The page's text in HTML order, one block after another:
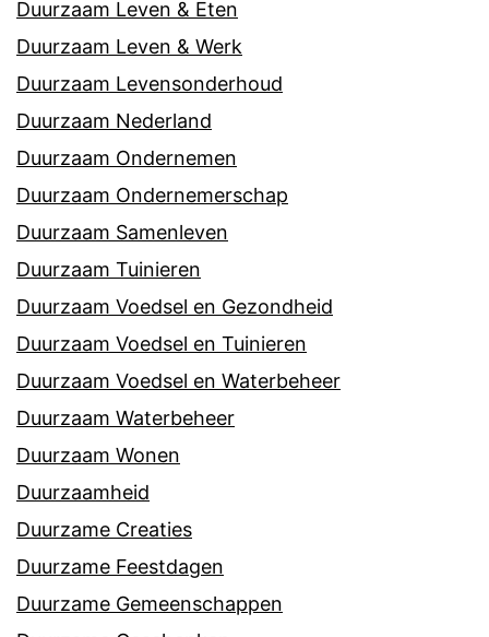
Duurzaam Leven & Eten
Duurzaam Leven & Werk
Duurzaam Levensonderhoud
Duurzaam Nederland
Duurzaam Ondernemen
Duurzaam Ondernemerschap
Duurzaam Samenleven
Duurzaam Tuinieren
Duurzaam Voedsel en Gezondheid
Duurzaam Voedsel en Tuinieren
Duurzaam Voedsel en Waterbeheer
Duurzaam Waterbeheer
Duurzaam Wonen
Duurzaamheid
Duurzame Creaties
Duurzame Feestdagen
Duurzame Gemeenschappen